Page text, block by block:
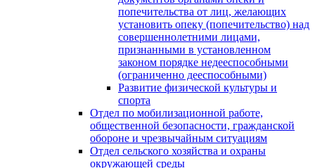
попечительства от лиц, желающих
установить опеку (попечительство) над
совершеннолетними лицами,
признанными в установленном
законом порядке недееспособными
(ограниченно дееспособными)
Развитие физической культуры и
спорта
Отдел по мобилизационной работе,
общественной безопасности, гражданской
оборонe и чрезвычайным ситуациям
Отдел сельского хозяйства и охраны
окружающей среды